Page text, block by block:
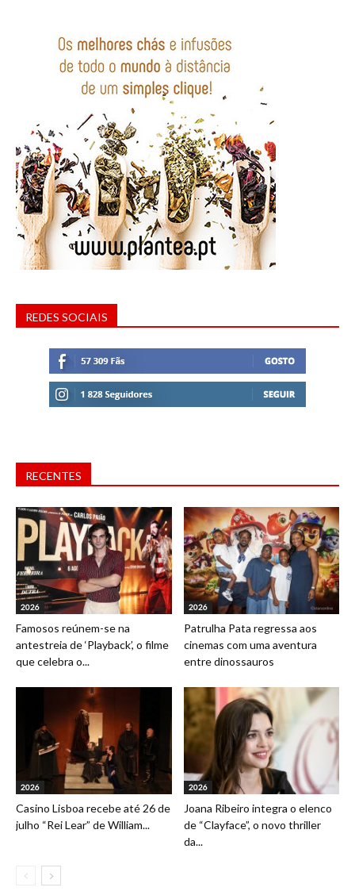
REDES SOCIAIS
RECENTES
2026
Famosos reúnem-se na
antestreia de ‘Playback’, o filme
que celebra o...
2026
Patrulha Pata regressa aos
cinemas com uma aventura
entre dinossauros
2026
Casino Lisboa recebe até 26 de
julho “Rei Lear” de William...
2026
Joana Ribeiro integra o elenco
de “Clayface”, o novo thriller
da...